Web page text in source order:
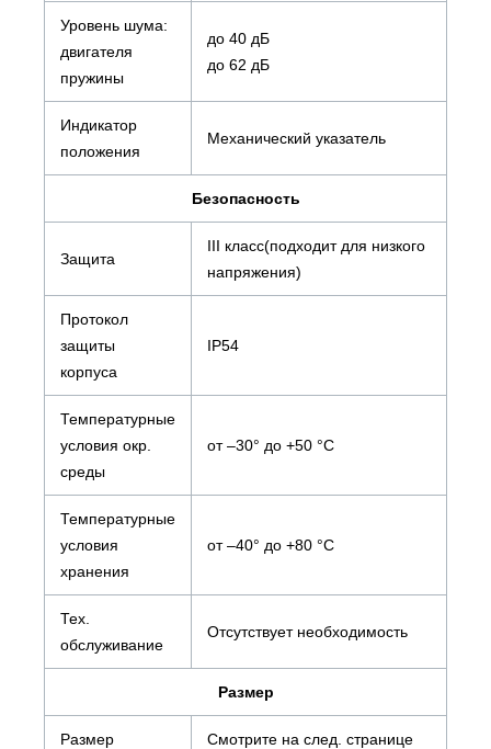
Уровень шума:
двигателя
пружины
до 40 дБ
до 62 дБ
Индикатор
положения
Механический указатель
Безопасность
Защита
III класс(подходит для низкого
напряжения)
Протокол
защиты
корпуса
IP54
Температурные
условия окр.
среды
от –30° до +50 °C
Температурные
условия
хранения
от –40° до +80 °C
Тех.
обслуживание
Отсутствует необходимость
Размер
Размер Смотрите на след. странице